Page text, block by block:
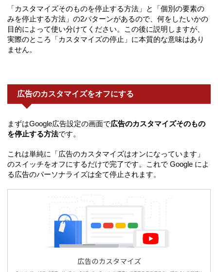
「カスタマイズそのものを停止する方法」と「個別の要素の
みを停止する方法」の2パターンがあるので、何をしたいかの
目的によって使い分けてください。この後に説明しますが、
実際のところ「カスタマイズの停止」に本質的な意味はあり
ません。
広告のカスタマイズをオフにする
まずはGoogle広告設定の画面で広告のカスタマイズそのもの
を停止する方法です。
これは単純に「広告のカスタマイズはオンになっています」
のスイッチをオフにするだけで完了です。これで Google によ
る広告のパーソナライズは全て停止されます。